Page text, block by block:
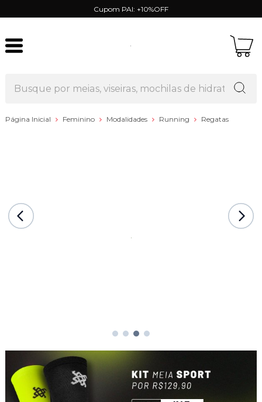
Cupom PAI: +10%OFF
Página Inicial Feminino Modalidades Running Regatas